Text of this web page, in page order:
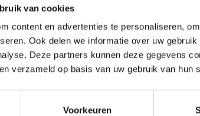
van cookies
content en advertenties te personaliseren,
Ook delen we informatie over uw
Deze partners kunnen deze gegevens
verzameld op basis van uw gebruik van hun
Voorkeuren